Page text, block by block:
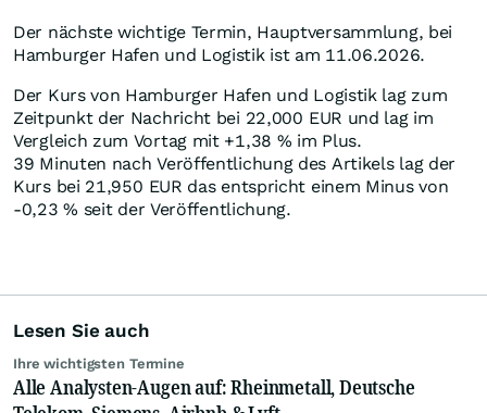
Der nächste wichtige Termin, Hauptversammlung, bei
Hamburger Hafen und Logistik ist am 11.06.2026.
Der Kurs von Hamburger Hafen und Logistik lag zum
Zeitpunkt der Nachricht bei 22,000 EUR und lag im
Vergleich zum Vortag mit +1,38 % im Plus.
39 Minuten nach Veröffentlichung des Artikels lag der
Kurs bei 21,950 EUR das entspricht einem Minus von
-0,23% seit der Veröffentlichung.
Lesen Sie auch
Ihre wichtigsten Termine
Alle Analysten-Augen auf: Rheinmetall, Deutsche